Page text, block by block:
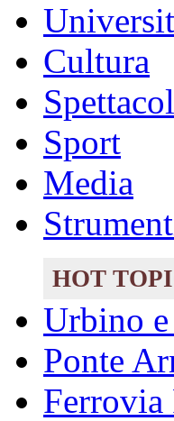
Cultura
Sport
Media
HOT
Urbino
Ponte
Ferrovia